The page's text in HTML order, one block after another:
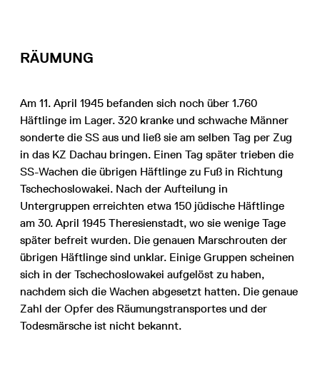
RÄUMUNG
Am 11. April 1945 befanden sich noch über 1.760
Häftlinge im Lager. 320 kranke und schwache Männer
sonderte die SS aus und ließ sie am selben Tag per Zug
in das KZ Dachau bringen. Einen Tag später trieben die
SS-Wachen die übrigen Häftlinge zu Fuß in Richtung
Tschechoslowakei. Nach der Aufteilung in
Untergruppen erreichten etwa 150 jüdische Häftlinge
am 30. April 1945 Theresienstadt, wo sie wenige Tage
später befreit wurden. Die genauen Marschrouten der
übrigen Häftlinge sind unklar. Einige Gruppen scheinen
sich in der Tschechoslowakei aufgelöst zu haben,
nachdem sich die Wachen abgesetzt hatten. Die genaue
Zahl der Opfer des Räumungstransportes und der
Todesmärsche ist nicht bekannt.